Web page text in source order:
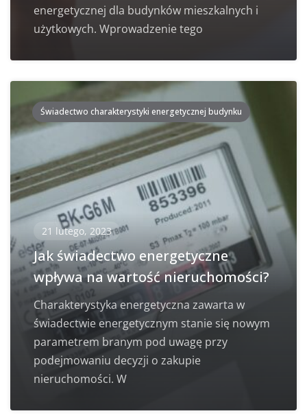
energetycznej dla budynków mieszkalnych i
użytkowych. Wprowadzenie tego
Świadectwo charakterystyki energetycznej budynku
21 lutego, 2023
Jak świadectwo energetyczne
wpływa na wartość nieruchomości?
Charakterystyka energetyczna zawarta w
świadectwie energetycznym stanie się nowym
parametrem branym pod uwagę przy
podejmowaniu decyzji o zakupie
nieruchomości. W